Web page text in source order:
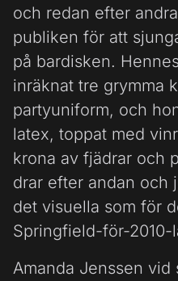
och redan efter
publiken för att
på bardisken.
inräknat tre grymma
partyuniform, och
latex, toppat med
krona av fjädrar och
drar efter andan och
det visuella som för
Springfield-för-2010-
Amanda Jenssen vid